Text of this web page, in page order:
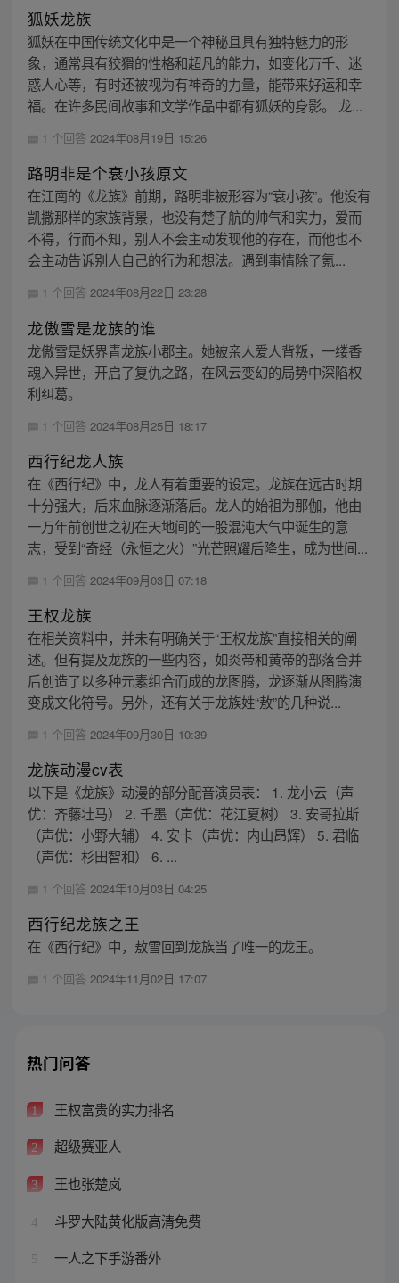
狐妖龙族
狐妖在中国传统文化中是一个神秘且具有独特魅力的形
象，通常具有狡猾的性格和超凡的能力，如变化万千、迷
惑人心等，有时还被视为有神奇的力量，能带来好运和幸
福。在许多民间故事和文学作品中都有狐妖的身影。 龙...
1 个回答 2024年08月19日 15:26
路明非是个衰小孩原文
在江南的《龙族》前期，路明非被形容为“衰小孩”。他没有
凯撒那样的家族背景，也没有楚子航的帅气和实力，爱而
不得，行而不知，别人不会主动发现他的存在，而他也不
会主动告诉别人自己的行为和想法。遇到事情除了氪...
1 个回答 2024年08月22日 23:28
龙傲雪是龙族的谁
龙傲雪是妖界青龙族小郡主。她被亲人爱人背叛，一缕香
魂入异世，开启了复仇之路，在风云变幻的局势中深陷权
利纠葛。
1 个回答 2024年08月25日 18:17
西行纪龙人族
在《西行纪》中，龙人有着重要的设定。龙族在远古时期
十分强大，后来血脉逐渐落后。龙人的始祖为那伽，他由
一万年前创世之初在天地间的一股混沌大气中诞生的意
志，受到“奇经（永恒之火）”光芒照耀后降生，成为世间...
1 个回答 2024年09月03日 07:18
王权龙族
在相关资料中，并未有明确关于“王权龙族”直接相关的阐
述。但有提及龙族的一些内容，如炎帝和黄帝的部落合并
后创造了以多种元素组合而成的龙图腾，龙逐渐从图腾演
变成文化符号。另外，还有关于龙族姓“敖”的几种说...
1 个回答 2024年09月30日 10:39
龙族动漫cv表
以下是《龙族》动漫的部分配音演员表： 1. 龙小云（声
优：齐藤壮马） 2. 千墨（声优：花江夏树） 3. 安哥拉斯
（声优：小野大辅） 4. 安卡（声优：内山昂辉） 5. 君临
（声优：杉田智和） 6. ...
1 个回答 2024年10月03日 04:25
西行纪龙族之王
在《西行纪》中，敖雪回到龙族当了唯一的龙王。
1 个回答 2024年11月02日 17:07
热门问答
1 王权富贵的实力排名
2 超级赛亚人
3 王也张楚岚
4 斗罗大陆黄化版高清免费
5 一人之下手游番外